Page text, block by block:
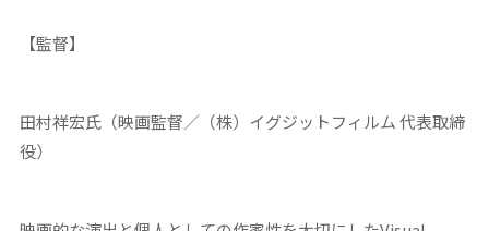
【監督】
田村祥宏氏（映画監督／（株）イグジットフィルム 代表取締
役）